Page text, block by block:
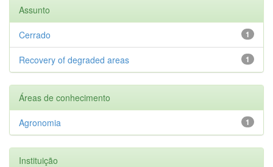
Assunto
1
Cerrado
1
Recovery of degraded areas
Áreas de conhecimento
1
Agronomia
Instituição